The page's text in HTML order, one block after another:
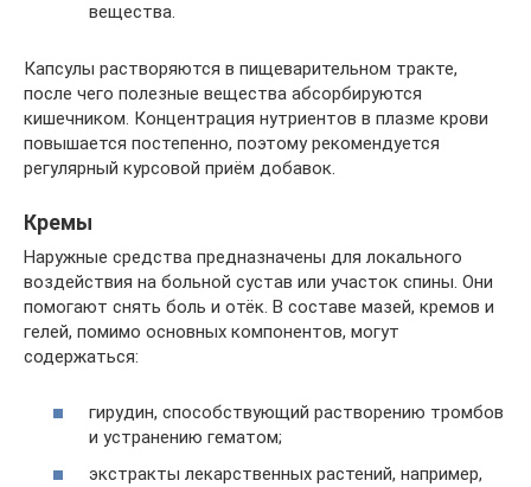
вещества.
Капсулы растворяются в пищеварительном тракте,
после чего полезные вещества абсорбируются
кишечником. Концентрация нутриентов в плазме крови
повышается постепенно, поэтому рекомендуется
регулярный курсовой приём добавок.
Кремы
Наружные средства предназначены для локального
воздействия на больной сустав или участок спины. Они
помогают снять боль и отёк. В составе мазей, кремов и
гелей, помимо основных компонентов, могут
содержаться:
гирудин, способствующий растворению тромбов
и устранению гематом;
экстракты лекарственных растений, например,